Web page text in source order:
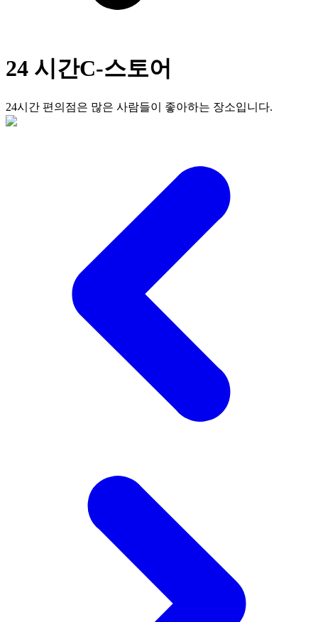
24 시간C-스토어
24시간 편의점은 많은 사람들이 좋아하는 장소입니다.